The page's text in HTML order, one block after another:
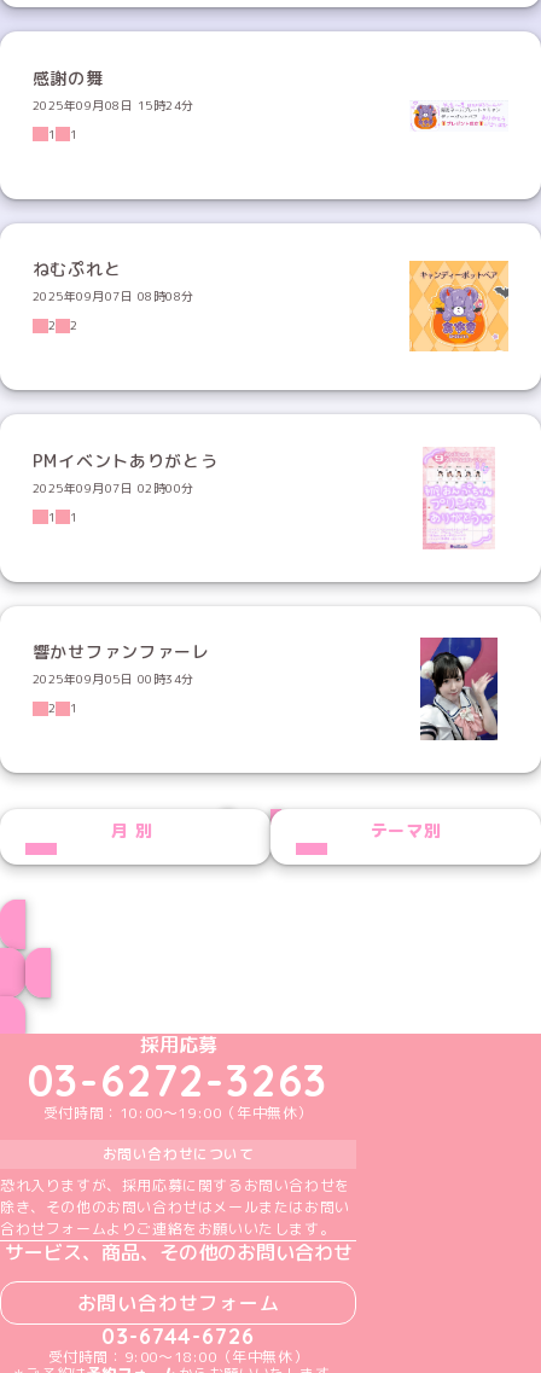
感謝の舞
2025年09月08日 15時24分
1
1
ねむぷれと
2025年09月07日 08時08分
2
2
PMイベントありがとう
2025年09月07日 02時00分
1
1
響かせファンファーレ
2025年09月05日 00時34分
2
1
PREVNEXT
月別 テーマ別
めいどりーみんTikTok公式アカウント
めいどりーみんX公式アカウント
めいどりーみんInstagram公式アカウント
めいどりーみんFacebook公式アカウン
めいどりーみんYouTube公式アカ
採用応募
03-6272-3263
受付時間：10:00～19:00（年中無休）
お問い合わせについて
恐れ入りますが、採用応募に関するお問い合わせを
除き、その他のお問い合わせはメールまたはお問い
合わせフォームよりご連絡をお願いいたします。
サービス、商品、その他のお問い合わせ
お問い合わせフォーム
03-6744-6726
受付時間：9:00～18:00（年中無休）